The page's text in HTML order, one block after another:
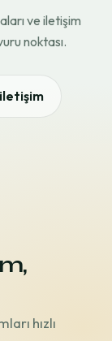
ve iletişim
noktası.
hızlı